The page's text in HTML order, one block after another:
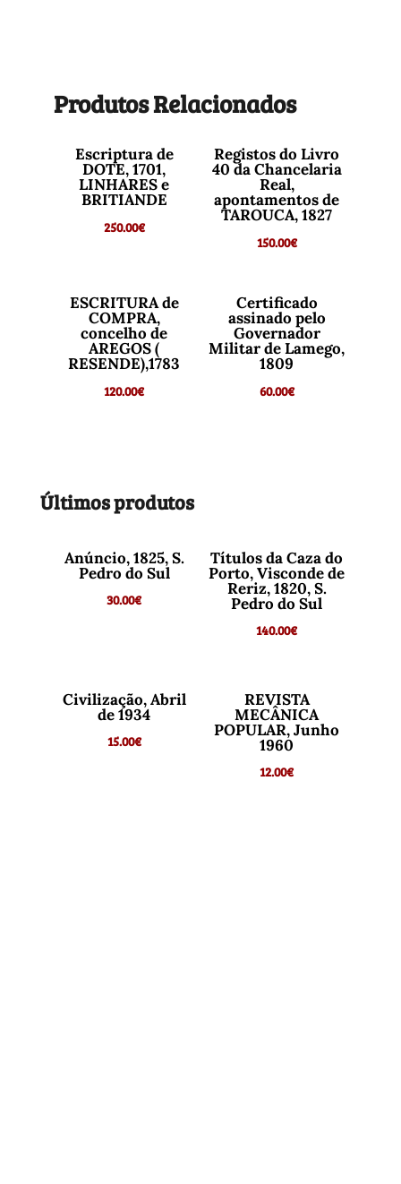
Produtos Relacionados
Escriptura de
DOTE, 1701,
LINHARES e
BRITIANDE
250.00€
Registos do Livro
40 da Chancelaria
Real,
apontamentos de
TAROUCA, 1827
150.00€
ESCRITURA de
COMPRA,
concelho de
AREGOS (
RESENDE),1783
120.00€
Certificado
assinado pelo
Governador
Militar de Lamego,
1809
60.00€
Últimos produtos
Anúncio, 1825, S.
Pedro do Sul
30.00€
Títulos da Caza do
Porto, Visconde de
Reriz, 1820, S.
Pedro do Sul
140.00€
Civilização, Abril
de 1934
15.00€
REVISTA
MECÂNICA
POPULAR, Junho
1960
12.00€